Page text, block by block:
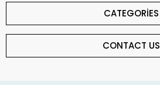
CATEGORİES
CONTACT US